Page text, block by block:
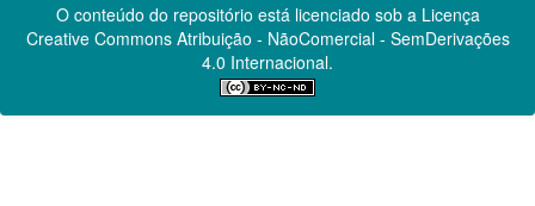
O conteúdo do repositório está licenciado sob a Licença
Creative CommonsAtribuição - NãoComercial - SemDerivações
4.0 Internacional.